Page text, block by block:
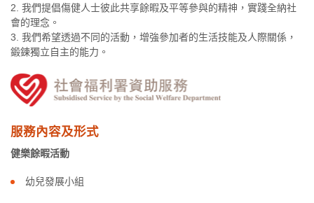
2. 我們提倡傷健人士彼此共享餘暇及平等參與的精神，實踐全納社
會的理念。
3. 我們希望透過不同的活動，增強參加者的生活技能及人際關係，
鍛鍊獨立自主的能力。
服務內容及形式
健樂餘暇活動
幼兒發展小組